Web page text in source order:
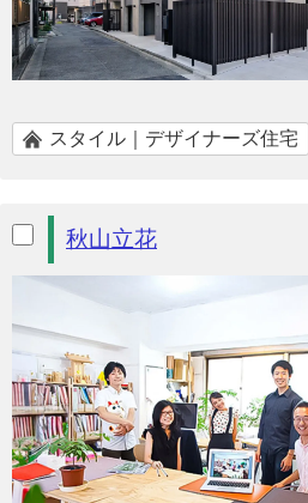
スタイル｜デザイナーズ住宅
秋山立花